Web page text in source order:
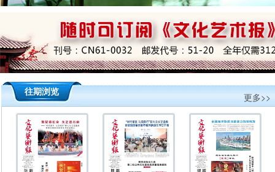
往期浏览 更多>>